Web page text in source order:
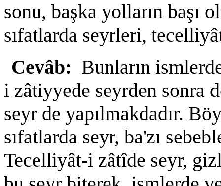
sonu, başka yolların başı
sıfatlarda seyrleri,
Cevâb: Bunların
i zâtiyyede seyrden sonra
seyr de yapılmakdadır.
sıfatlarda seyr, ba'zı
Tecelliyât-i zâtîde seyr,